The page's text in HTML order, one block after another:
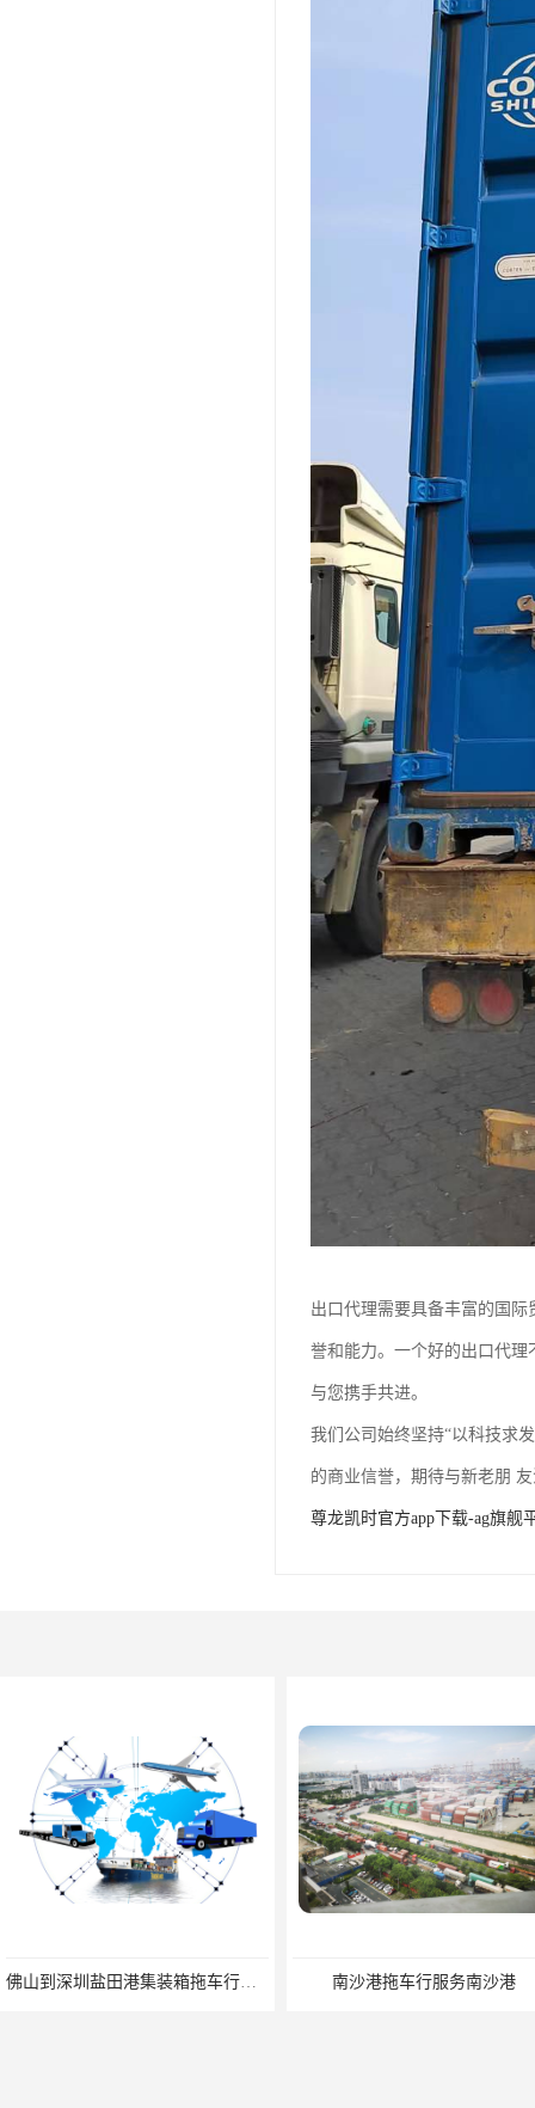
出口代理需要具备丰富的国
誉和能力。一个好的出口代
与您携手共进。
我们公司始终坚持“以科技求
的商业信誉，期待与新老朋
尊龙凯时官方app下载-ag旗舰
南沙港拖车行服务南沙港